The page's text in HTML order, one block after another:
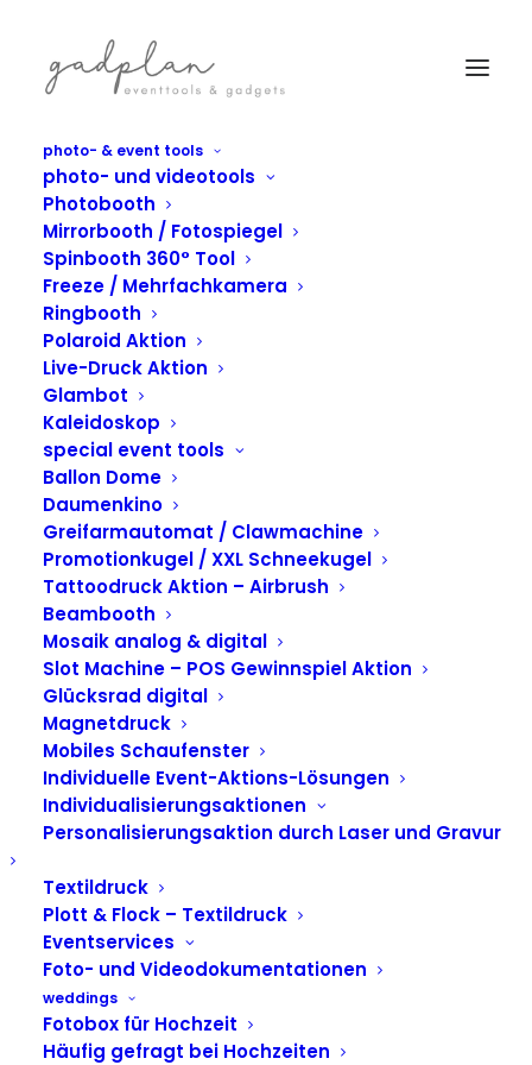
photo- & event tools
photo- und videotools
Photobooth
Mirrorbooth / Fotospiegel
Spinbooth 360° Tool
Freeze / Mehrfachkamera
Ringbooth
Polaroid Aktion
Live-Druck Aktion
Glambot
Kaleidoskop
special event tools
Ballon Dome
Daumenkino
Greifarmautomat / Clawmachine
Promotionkugel / XXL Schneekugel
Tattoodruck Aktion – Airbrush
Beambooth
Mosaik analog & digital
Slot Machine – POS Gewinnspiel Aktion
Glücksrad digital
Magnetdruck
Mobiles Schaufenster
Individuelle Event-Aktions-Lösungen
Individualisierungsaktionen
Personalisierungsaktion durch Laser und Gravur
Textildruck
Plott & Flock – Textildruck
Eventservices
Foto- und Videodokumentationen
weddings
Fotobox für Hochzeit
Häufig gefragt bei Hochzeiten
Mirrorbooth
Düsseldorf beim Tag
der offenen Tür der
Landesregierung
NRW